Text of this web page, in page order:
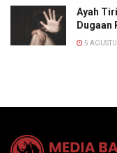
Ayah
Dugaan
5